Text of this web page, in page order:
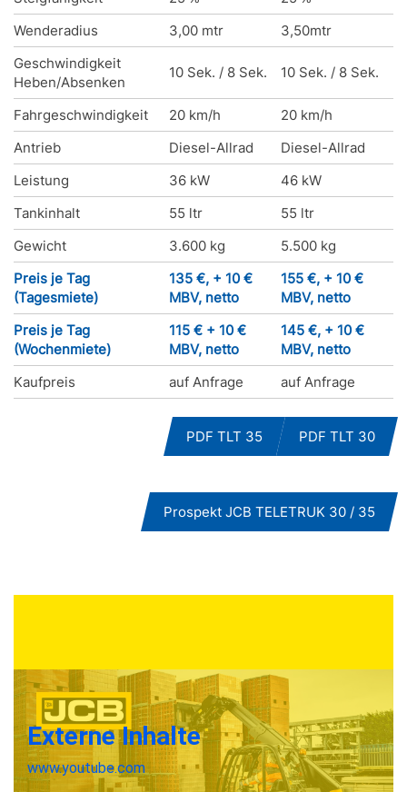
Wenderadius
3,00 mtr
3,50mtr
Geschwindigkeit
Heben/Absenken
10 Sek. / 8 Sek. 10 Sek. / 8 Sek.
Fahrgeschwindigkeit 20 km/h
20 km/h
Antrieb
Diesel-Allrad
Diesel-Allrad
Leistung
36 kW
46 kW
Tankinhalt
55 ltr
55 ltr
Gewicht
3.600 kg
5.500 kg
Preis je Tag
(Tagesmiete)
135 €, + 10 €
MBV, netto
155 €, + 10 €
MBV, netto
Preis je Tag
(Wochenmiete)
115 € + 10 €
MBV, netto
145 €, + 10 €
MBV, netto
Kaufpreis
auf Anfrage auf Anfrage
PDF TLT 30
PDF TLT 35
Prospekt JCB TELETRUK 30 / 35